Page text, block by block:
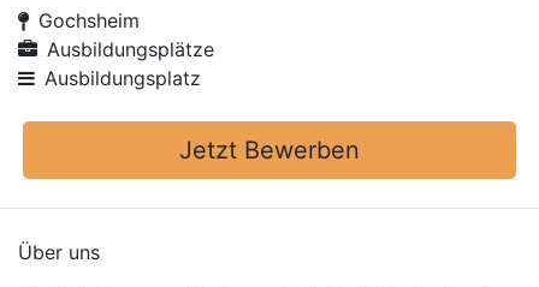
Gochsheim
Ausbildungsplätze
Ausbildungsplatz
Jetzt Bewerben
Über uns